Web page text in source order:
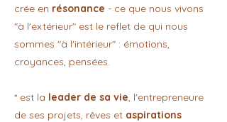
crée en résonance - ce que nous vivons
"à l'extérieur" est le reflet de qui nous
sommes "à l'intérieur" : émotions,
croyances, pensées.
* est la leader de sa vie, l'entrepreneure
de ses projets, rêves et aspirations